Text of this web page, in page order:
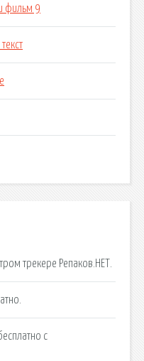
фильм 9
трекере Репаков.НЕТ.
с